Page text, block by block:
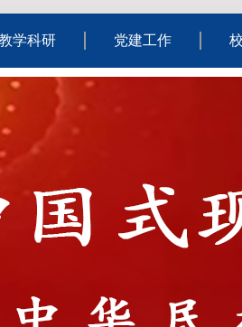
学科研 党建工作